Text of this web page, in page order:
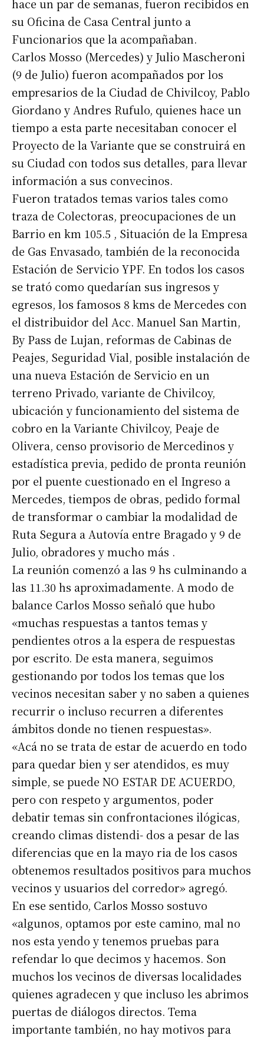
Suscribirme gratis
Dirección de correo electrónico*
hace un par de semanas, fueron recibidos en
su Oficina de Casa Central junto a
Funcionarios que la acompañaban.
Carlos Mosso (Mercedes) y Julio Mascheroni
(9 de Julio) fueron acompañados por los
empresarios de la Ciudad de Chivilcoy, Pablo
Giordano y Andres Rufulo, quienes hace un
tiempo a esta parte necesitaban conocer el
Proyecto de la Variante que se construirá en
su Ciudad con todos sus detalles, para llevar
información a sus convecinos.
Fueron tratados temas varios tales como
traza de Colectoras, preocupaciones de un
Barrio en km 105.5 , Situación de la Empresa
de Gas Envasado, también de la reconocida
Estación de Servicio YPF. En todos los casos
se trató como quedarían sus ingresos y
egresos, los famosos 8 kms de Mercedes con
el distribuidor del Acc. Manuel San Martin,
By Pass de Lujan, reformas de Cabinas de
Peajes, Seguridad Vial, posible instalación de
una nueva Estación de Servicio en un
terreno Privado, variante de Chivilcoy,
ubicación y funcionamiento del sistema de
cobro en la Variante Chivilcoy, Peaje de
Olivera, censo provisorio de Mercedinos y
estadística previa, pedido de pronta reunión
por el puente cuestionado en el Ingreso a
Mercedes, tiempos de obras, pedido formal
de transformar o cambiar la modalidad de
Ruta Segura a Autovía entre Bragado y 9 de
Julio, obradores y mucho más .
La reunión comenzó a las 9 hs culminando a
las 11.30 hs aproximadamente. A modo de
balance Carlos Mosso señaló que hubo
«muchas respuestas a tantos temas y
pendientes otros a la espera de respuestas
por escrito. De esta manera, seguimos
gestionando por todos los temas que los
vecinos necesitan saber y no saben a quienes
recurrir o incluso recurren a diferentes
ámbitos donde no tienen respuestas».
«Acá no se trata de estar de acuerdo en todo
para quedar bien y ser atendidos, es muy
simple, se puede NO ESTAR DE ACUERDO,
pero con respeto y argumentos, poder
debatir temas sin confrontaciones ilógicas,
creando climas distendi- dos a pesar de las
diferencias que en la mayo ria de los casos
obtenemos resultados positivos para muchos
vecinos y usuarios del corredor» agregó.
En ese sentido, Carlos Mosso sostuvo
«algunos, optamos por este camino, mal no
nos esta yendo y tenemos pruebas para
refendar lo que decimos y hacemos. Son
muchos los vecinos de diversas localidades
quienes agradecen y que incluso les abrimos
puertas de diálogos directos. Tema
importante también, no hay motivos para